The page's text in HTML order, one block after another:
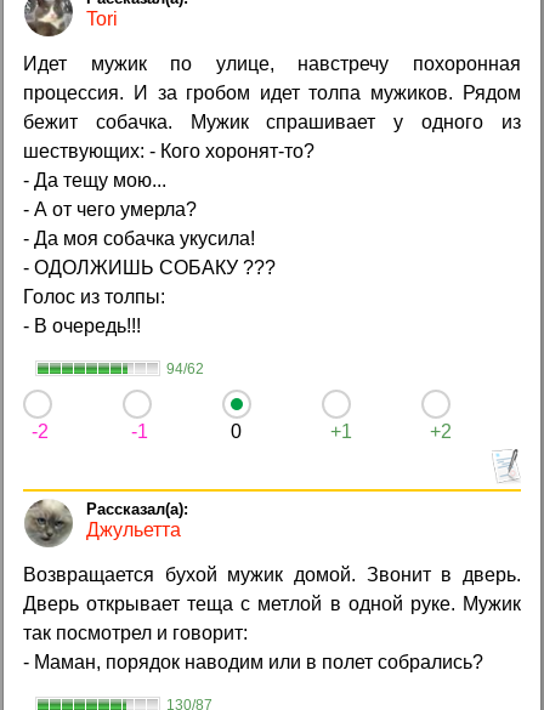
Tori
Идет мужик по улице, навстречу похоронная
процессия. И за гробом идет толпа мужиков. Рядом
бежит собачка. Мужик спрашивает у одного из
шествующих: - Кого хоронят-то?
- Да тещу мою...
- А от чего умерла?
- Да моя собачка укусила!
- ОДОЛЖИШЬ СОБАКУ ???
Голос из толпы:
- В очередь!!!
94/62
-2 -1 0 +1 +2
Джульетта
Возврaщается бухой мужик домой. Звонит в дверь.
Дверь открывает теща с метлой в одной руке. Мужик
так посмотрел и говорит:
- Маман, порядок наводим или в полет собрались?
130/87